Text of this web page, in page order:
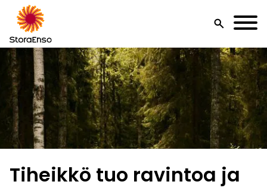
search
Tiheikkö tuo ravintoa ja